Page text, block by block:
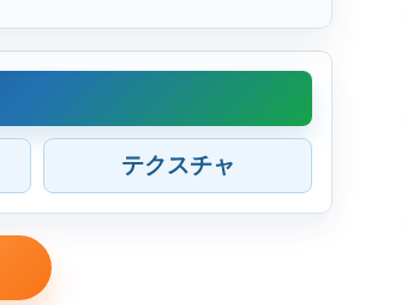
テクスチャ